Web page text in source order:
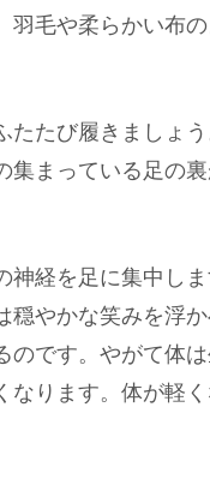
羽毛や柔らかい布
たたび履きましょ
集まっている足の
神経を足に集中し
穏やかな笑みを浮
のです。やがて体
ります。体が軽